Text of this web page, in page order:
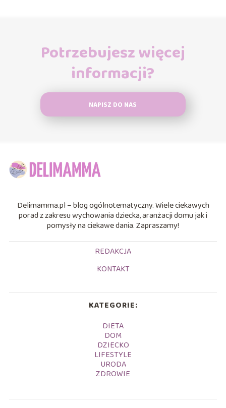
Potrzebujesz więcej
informacji?
NAPISZ DO NAS
Delimamma.pl – blog ogólnotematyczny. Wiele ciekawych
porad z zakresu wychowania dziecka, aranżacji domu jak i
pomysły na ciekawe dania. Zapraszamy!
REDAKCJA
KONTAKT
KATEGORIE:
DIETA
DOM
DZIECKO
LIFESTYLE
URODA
ZDROWIE